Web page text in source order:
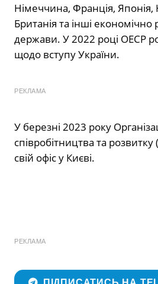
Німеччина, Франція, Японія,
Британія та інші економічно
держави. У 2022 році ОЕСР
щодо вступу України.
РЕКЛАМА
У березні 2023 року
співробітництва та
свій офіс у Києві.
РЕКЛАМА